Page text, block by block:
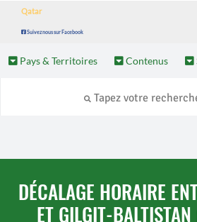
Qatar
Suivez nous sur Facebook
Pays & Territoires Contenus
DÉCALAGE HORAIRE
ET GILGIT-